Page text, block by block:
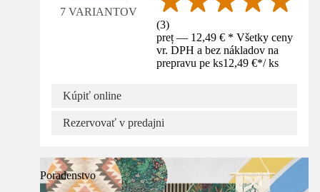
7 VARIANTOV
(3)
preț — 12,49 € * Všetky ceny
vr. DPH a bez nákladov na
prepravu pe ks12,49 €*/ ks
Kúpiť online
Rezervovať v predajni
Poradenstvo